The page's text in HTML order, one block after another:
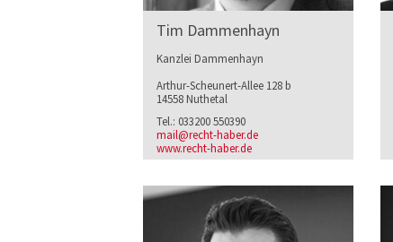
Tim Dammenhayn
Kanzlei Dammenhayn
Arthur-Scheunert-Allee 128 b
14558 Nuthetal
Tel.: 033200 550390
mail@recht-haber.de
www.recht-haber.de